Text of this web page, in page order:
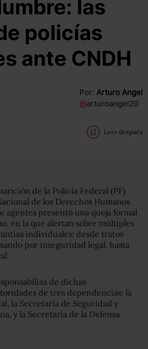
las
policías
ante CNDH
Por: Arturo Angel
@arturoangel20
Leer después
de la Policía Federal (PF)
de los Derechos Humanos
agentes presentó una queja formal
en la que alertan sobre múltiples
individuales: desde tratos
por inseguridad legal, hasta
de dichas
de tres dependencias: la
la Secretaría de Seguridad y
y la Secretaría de la Defensa